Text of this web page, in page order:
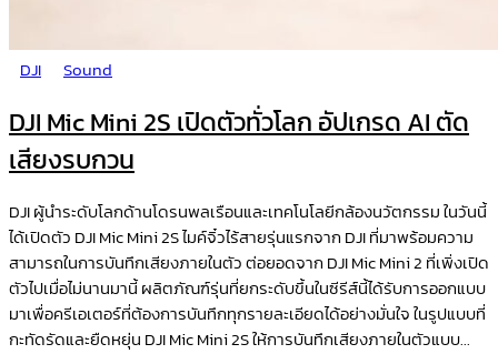
DJI Sound
DJI Mic Mini 2S เปิดตัวทั่วโลก อัปเกรด AI ตัด
เสียงรบกวน
DJI ผู้นำระดับโลกด้านโดรนพลเรือนและเทคโนโลยีกล้องนวัตกรรม ในวันนี้
ได้เปิดตัว DJI Mic Mini 2S ไมค์จิ๋วไร้สายรุ่นแรกจาก DJI ที่มาพร้อมความ
สามารถในการบันทึกเสียงภายในตัว ต่อยอดจาก DJI Mic Mini 2 ที่เพิ่งเปิด
ตัวไปเมื่อไม่นานมานี้ ผลิตภัณฑ์รุ่นที่ยกระดับขึ้นในซีรีส์นี้ได้รับการออกแบบ
มาเพื่อครีเอเตอร์ที่ต้องการบันทึกทุกรายละเอียดได้อย่างมั่นใจ ในรูปแบบที่
กะทัดรัดและยืดหยุ่น DJI Mic Mini 2S ให้การบันทึกเสียงภายในตัวแบบ...